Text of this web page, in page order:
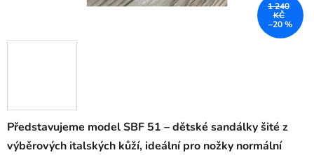
Představujeme model SBF 51 –dětské sandálky šité z
výběrových italských kůží, ideální pro nožky normální
1 240
KČ
–20 %